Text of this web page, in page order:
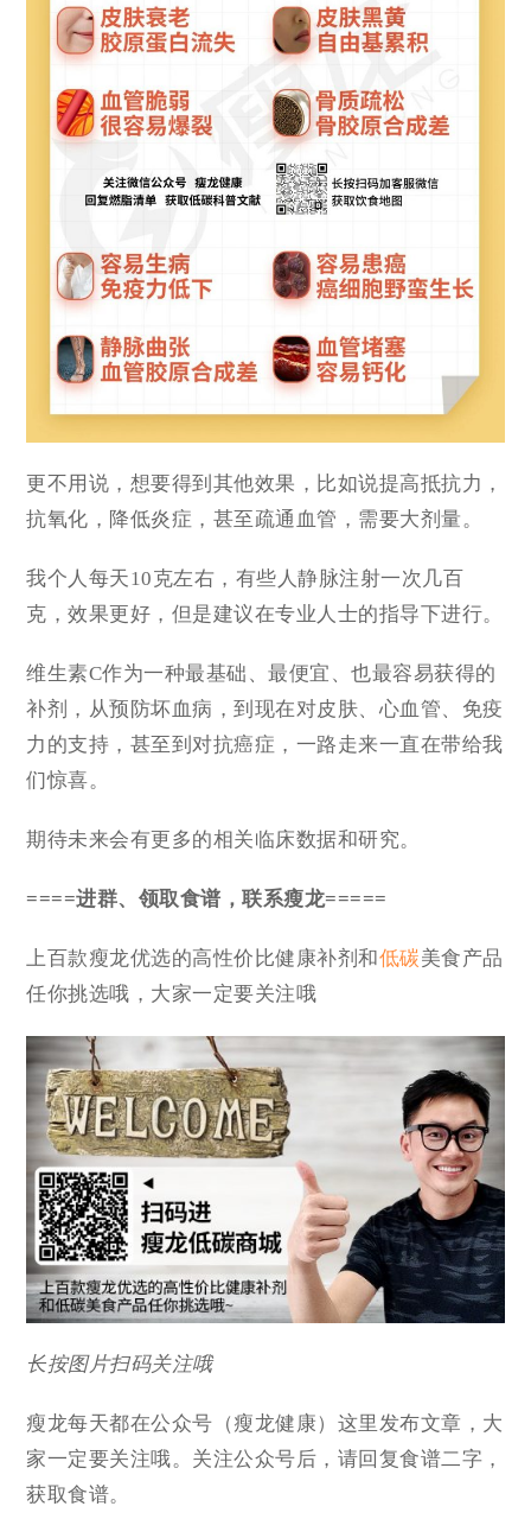
更不用说，想要得到其他效果，比如说提高抵抗力，
抗氧化，降低炎症，甚至疏通血管，需要大剂量。
我个人每天10克左右，有些人静脉注射一次几百
克，效果更好，但是建议在专业人士的指导下进行。
维生素C作为一种最基础、最便宜、也最容易获得的
补剂，从预防坏血病，到现在对皮肤、心血管、免疫
力的支持，甚至到对抗癌症，一路走来一直在带给我
们惊喜。
期待未来会有更多的相关临床数据和研究。
====进群、领取食谱，联系瘦龙=====
上百款瘦龙优选的高性价比健康补剂和低碳美食产品
任你挑选哦，大家一定要关注哦
长按图片扫码关注哦
瘦龙每天都在公众号（瘦龙健康）这里发布文章，大
家一定要关注哦。关注公众号后，请回复食谱二字，
获取食谱。